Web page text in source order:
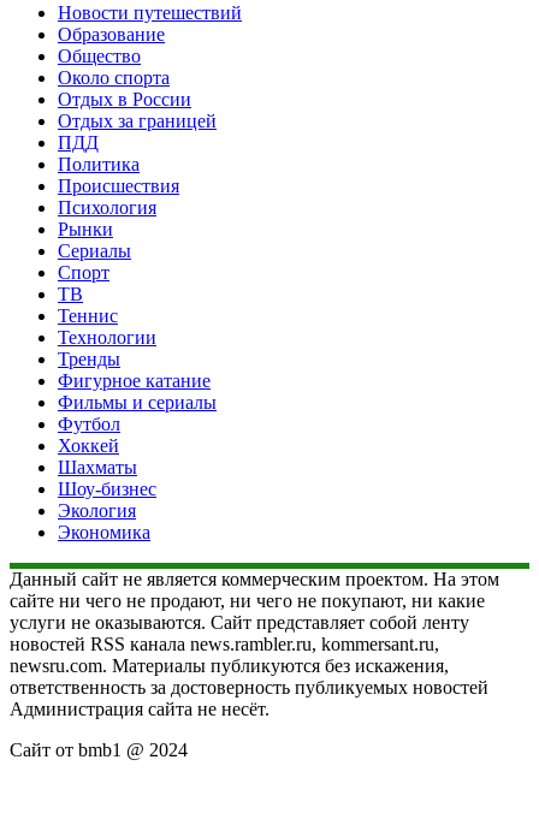
Новости путешествий
Образование
Общество
Около спорта
Отдых в России
Отдых за границей
ПДД
Политика
Происшествия
Психология
Рынки
Сериалы
Спорт
ТВ
Теннис
Технологии
Тренды
Фигурное катание
Фильмы и сериалы
Футбол
Хоккей
Шахматы
Шоу-бизнес
Экология
Экономика
Данный сайт не является коммерческим проектом. На этом
сайте ни чего не продают, ни чего не покупают, ни какие
услуги не оказываются. Сайт представляет собой ленту
новостей RSS канала news.rambler.ru, kommersant.ru,
newsru.com. Материалы публикуются без искажения,
ответственность за достоверность публикуемых новостей
Администрация сайта не несёт.
Сайт от bmb1 @ 2024